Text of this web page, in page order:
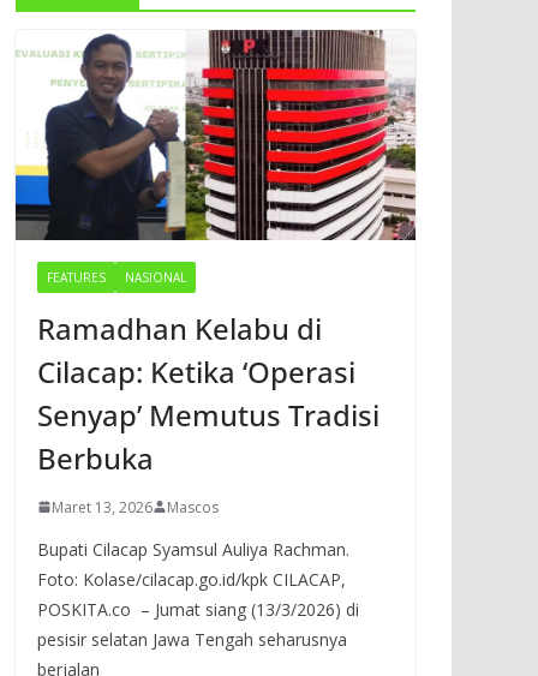
FEATURES NASIONAL
Ramadhan Kelabu di
Cilacap: Ketika ‘Operasi
Senyap’ Memutus Tradisi
Berbuka
Maret 13, 2026 Mascos
Bupati Cilacap Syamsul Auliya Rachman.
Foto: Kolase/cilacap.go.id/kpk CILACAP,
POSKITA.co – Jumat siang (13/3/2026) di
pesisir selatan Jawa Tengah seharusnya
berjalan